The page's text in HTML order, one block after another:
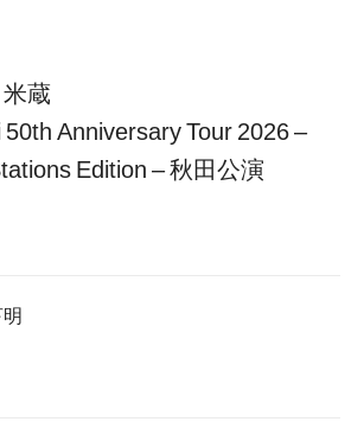
蔵
Anniversary Tour 2026 –
Edition – 秋田公演